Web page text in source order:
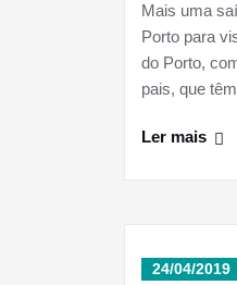
Mais uma
Porto para
do Porto,
pais, que
Ler mais
24/04/2019